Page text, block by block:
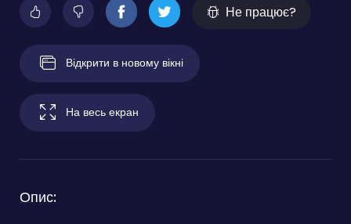
Не працює?
Відкрити в новому вікні
На весь екран
Опис: